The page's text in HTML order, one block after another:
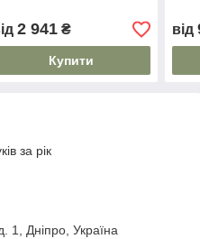
2 941₴
Купити
від
за рік
1, Дніпро, Україна